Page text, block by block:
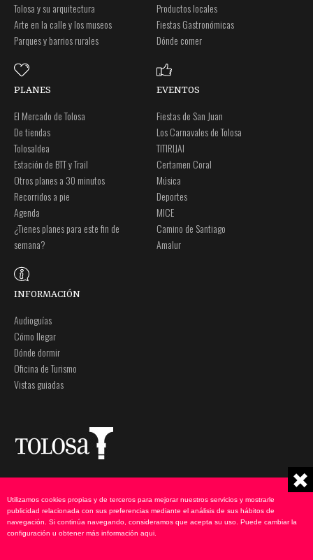
Tolosa y su arquitectura
Arte en la calle y los museos
Parques y barrios rurales
Productos locales
Fiestas Gastronómicas
Dónde comer
PLANES
El Mercado de Tolosa
De tiendas
Tolosaldea
Estación de BTT y Trail
Otros planes a 30 minutos
Recorridos a pie
Agenda
¿Tienes planes para este fin de
semana?
EVENTOS
Fiestas de San Juan
Los Carnavales de Tolosa
TITIRIJAI
Certamen Coral
Música
Deportes
MICE
Camino de Santiago
Amalur
INFORMACIÓN
Audioguías
Cómo llegar
Dónde dormir
Oficina de Turismo
Vistas guiadas
Plaza Zaharra 6Aaa
20400 Tolosa, Gipuzkoa
943 69 75 00
udate@tolosa.eus
Nota legal
Política de privacidad
Política de cookies
Utilizamos cookies propias y de terceros para mejorar nuestros servicios y mostrarle
publicidad relacionada con sus preferencias mediante el análisis de sus hábitos de
navegación. Si continúa navegando, consideramos que acepta su uso. Puede cambiar la
configuración u obtener más información aqui.